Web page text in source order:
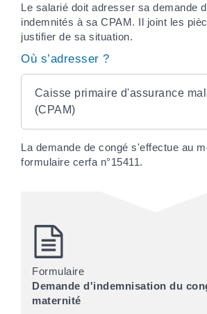
Le salarié doit adresser sa demande
indemnités à sa CPAM. Il joint les
justifier de sa situation.
Où s’adresser ?
Caisse primaire d'assurance
(CPAM)
La demande de congé s'effectue au
formulaire cerfa n°15411.
Formulaire
Demande d'indemnisation du
maternité